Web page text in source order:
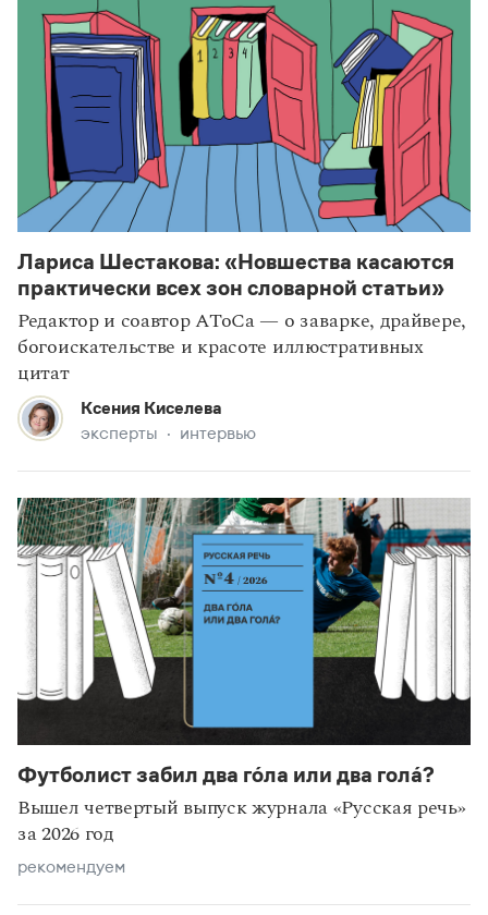
статьи наследие
Лариса Шестакова: «Новшества касаются
практически всех зон словарной статьи»
Редактор и соавтор АТоСа — о заварке, драйвере,
богоискательстве и красоте иллюстративных
цитат
Ксения Киселева
эксперты интервью
Футболист забил два го́ла или два гола́?
Вышел четвертый выпуск журнала «Русская речь»
за 2026 год
рекомендуем